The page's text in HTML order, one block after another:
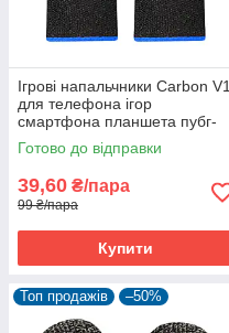
Ігрові напальчники Carbon V1
для телефона ігор
смартфона планшета пубг-
пабг мобайл pubg mobile 1
пара
Готово до відправки
39,60 ₴/пара
99 ₴/пара
Купити
Топ продажів –50%